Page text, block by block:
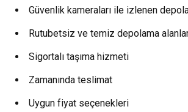
Güvenlik kameraları ile izlenen
Rutubetsiz ve temiz depolama
Sigortalı taşıma hizmeti
Zamanında teslimat
Uygun fiyat seçenekleri